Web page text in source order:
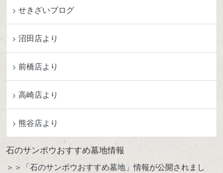
せきざいブログ
沼田店より
前橋店より
高崎店より
熊谷店より
石のサンポウおすすめ墓地情報
＞＞「石のサンポウおすすめ墓地」情報が公開されまし